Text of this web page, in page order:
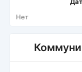
Нет